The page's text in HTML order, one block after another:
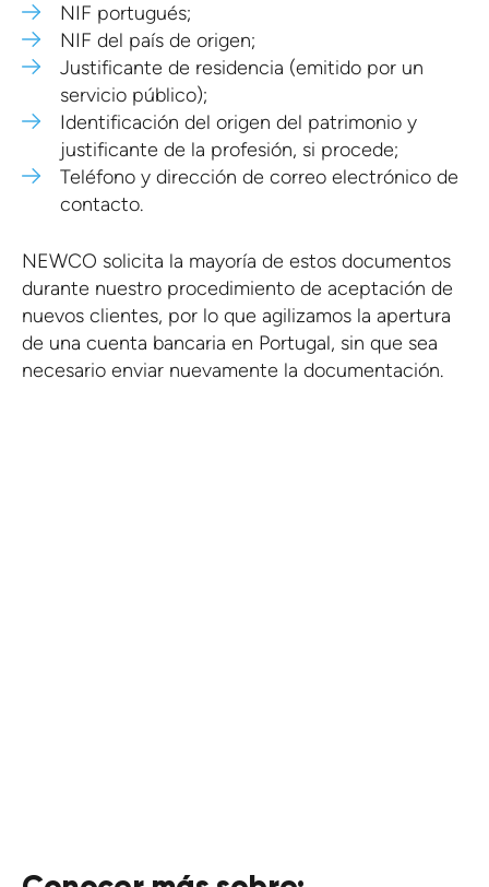
NIF portugués;
NIF del país de origen;
Justificante de residencia (emitido por un
servicio público);
Identificación del origen del patrimonio y
justificante de la profesión, si procede;
Teléfono y dirección de correo electrónico de
contacto.
NEWCO solicita la mayoría de estos documentos
durante nuestro procedimiento de aceptación de
nuevos clientes, por lo que agilizamos la apertura
de una cuenta bancaria en Portugal, sin que sea
necesario enviar nuevamente la documentación.